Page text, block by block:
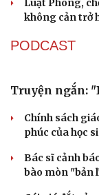
Đại tá Lê Hồng
Cao Bằng
Sau 1 tháng
QUỐC HỘI
Đại biểu Quốc
Petrovietnam
Đề xuất tăng